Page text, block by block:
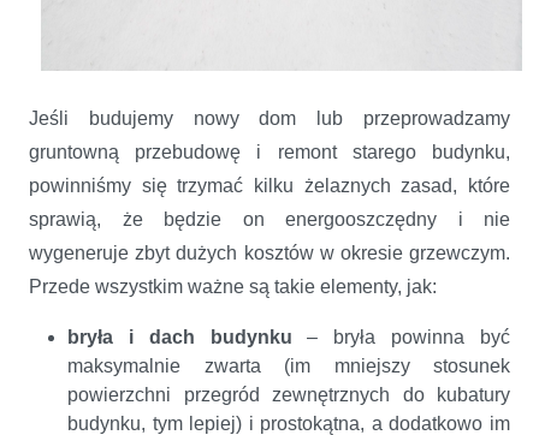
Jeśli budujemy nowy dom lub przeprowadzamy
gruntowną przebudowę i remont starego budynku,
powinniśmy się trzymać kilku żelaznych zasad, które
sprawią, że będzie on energooszczędny i nie
wygeneruje zbyt dużych kosztów w okresie grzewczym.
Przede wszystkim ważne są takie elementy, jak:
bryła i dach budynku – bryła powinna być
maksymalnie zwarta (im mniejszy stosunek
powierzchni przegród zewnętrznych do kubatury
budynku, tym lepiej) i prostokątna, a dodatkowo im